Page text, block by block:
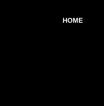
HOME